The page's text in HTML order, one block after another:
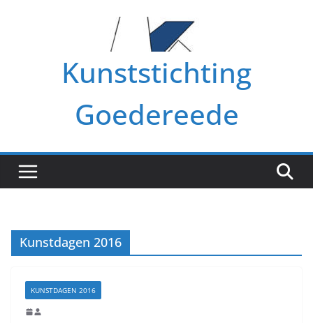
Kunststichting
Goedereede
Kunstdagen 2016
KUNSTDAGEN 2016